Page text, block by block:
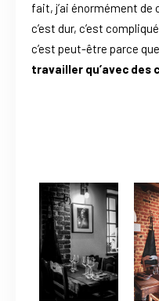
fait, j’ai énormément de
c’est dur, c’est
c’est peut-être parce
travailler qu’avec des